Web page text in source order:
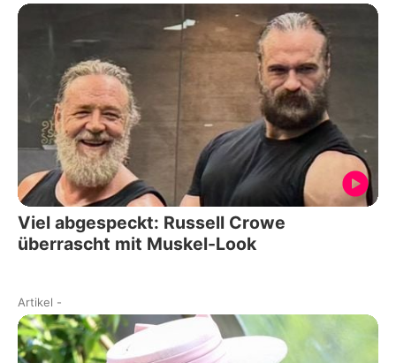
Viel abgespeckt: Russell Crowe
überrascht mit Muskel-Look
Artikel -